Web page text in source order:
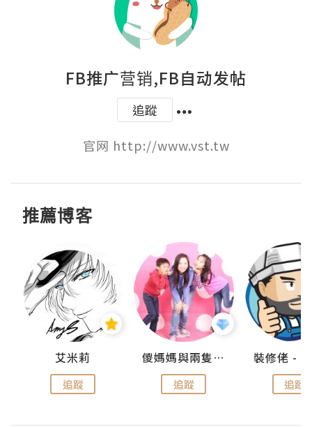
FB推广营销,FB自动发帖
追蹤
官网 http://www.vst.tw
推薦博客
艾米莉
追蹤
儍媽媽與兩隻小魔怪之家
追蹤 追蹤